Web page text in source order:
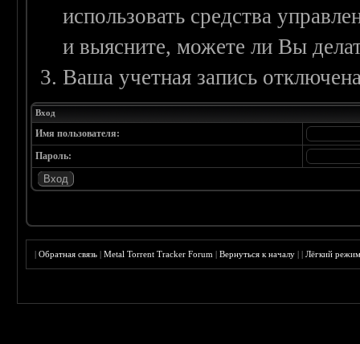
использовать средства
и выясните, можете ли Вы
Ваша учетная запись
Вход
Имя пользователя:
Пароль:
|Обратная связь |Metal Torrent Tracker Forum |Вернуться к началу ||Лёгкий